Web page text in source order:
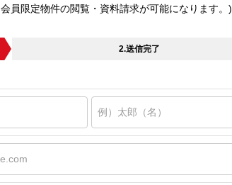
員限定物件の閲覧・資料請求が可能になります。)
2.送信完了